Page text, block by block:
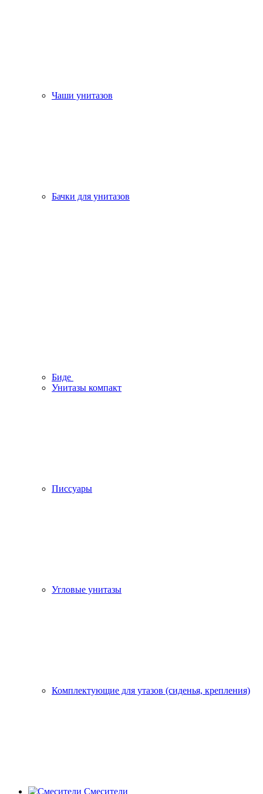
Чаши унитазов
Бачки для унитазов
Биде
Унитазы компакт
Писсуары
Угловые унитазы
Комплектующие для утазов (сиденья, крепления)
Смесители